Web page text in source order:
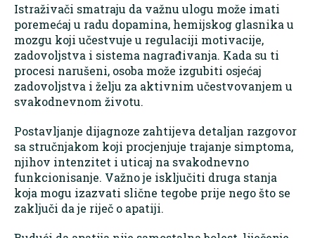
Istraživači smatraju da važnu ulogu može imati
poremećaj u radu dopamina, hemijskog glasnika u
mozgu koji učestvuje u regulaciji motivacije,
zadovoljstva i sistema nagrađivanja. Kada su ti
procesi narušeni, osoba može izgubiti osjećaj
zadovoljstva i želju za aktivnim učestvovanjem u
svakodnevnom životu.
Postavljanje dijagnoze zahtijeva detaljan razgovor
sa stručnjakom koji procjenjuje trajanje simptoma,
njihov intenzitet i uticaj na svakodnevno
funkcionisanje. Važno je isključiti druga stanja
koja mogu izazvati slične tegobe prije nego što se
zaključi da je riječ o apatiji.